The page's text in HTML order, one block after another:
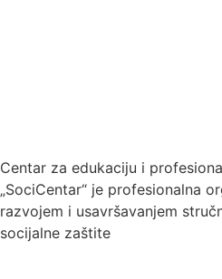
Centar za edukaciju i
„SociCentar“ je profesionalna
razvojem i usavršavanjem
socijalne zaštite